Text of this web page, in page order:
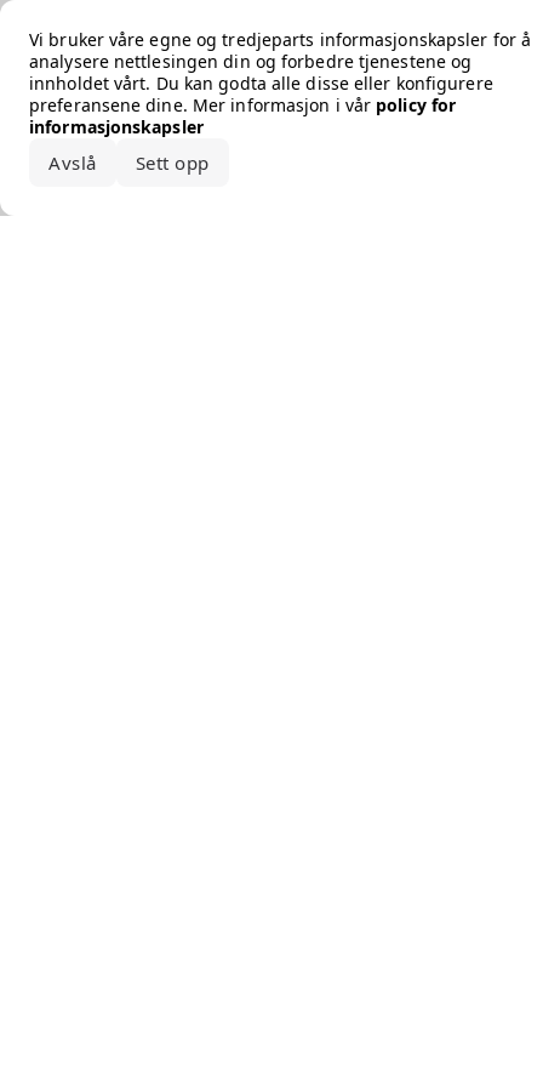
Vi bruker våre egne og tredjeparts informasjonskapsler for å
analysere nettlesingen din og forbedre tjenestene og
innholdet vårt. Du kan godta alle disse eller konfigurere
preferansene dine. Mer informasjon i vår policy for
informasjonskapsler
Avslå Sett opp
Error loading the brand